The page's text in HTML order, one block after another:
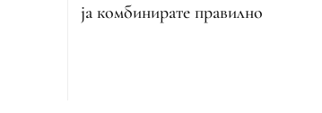
ја комбинирате правилно